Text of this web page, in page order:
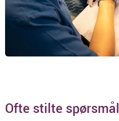
Ofte stilte spørsmål